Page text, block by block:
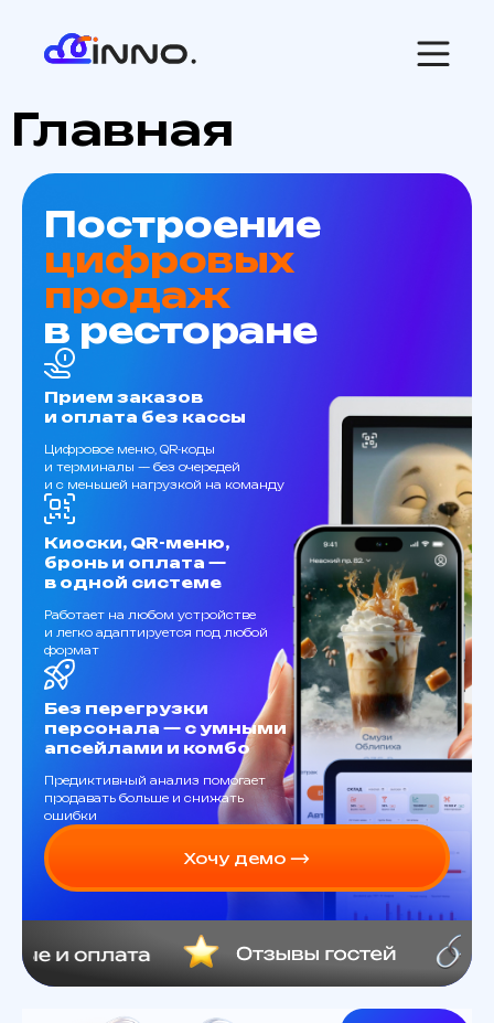
Главная
Построение
цифровых
продаж
в ресторане
Прием заказов
и оплата без кассы
Цифровое меню, QR-коды
и терминалы — без очередей
и с меньшей нагрузкой на команду
Киоски, QR-меню,
бронь и оплата —
в одной системе
Работает на любом устройстве
и легко адаптируется под любой
формат
Без перегрузки
персонала — с умными
апсейлами и комбо
Предиктивный анализ помогает
продавать больше и снижать
ошибки
Хочу демо ⟶